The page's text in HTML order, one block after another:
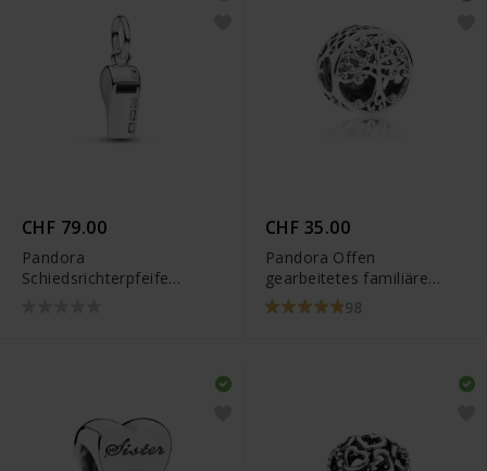
CHF 79.00
Pandora
Schiedsrichterpfeife
CHF 35.00
Pandora Offen
gearbeitetes familiäre
Wurzeln Charm - 797590
98